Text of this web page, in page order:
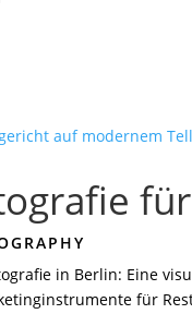
in Berlin: Eine
für